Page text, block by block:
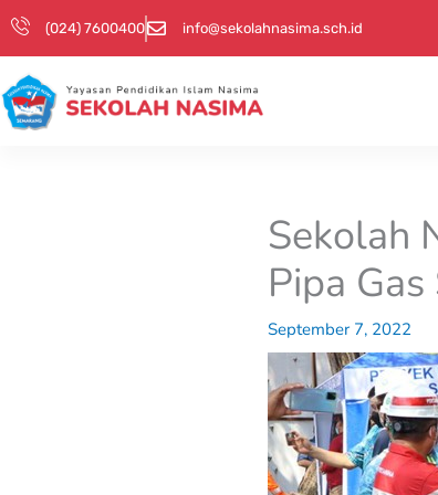
Skip
(024) 7600400 info@sekolahnasima.sch.id
Sekolah
Pipa
September 7, 2022